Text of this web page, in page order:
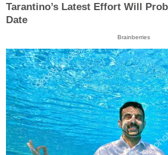
Tarantino’s Latest Effort Will
Date
Brainberries